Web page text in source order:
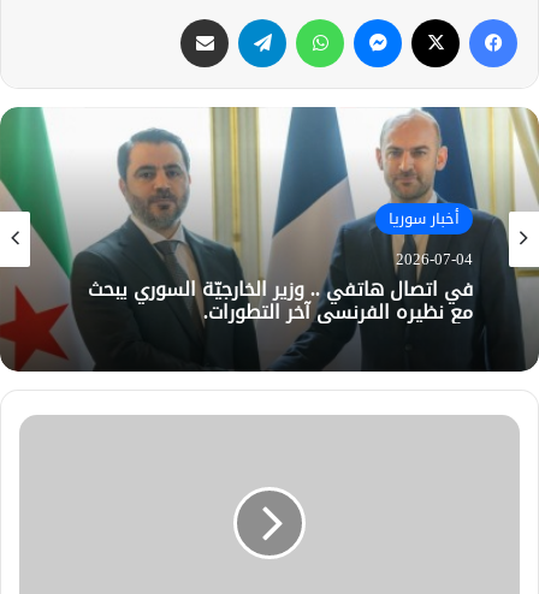
فيسبوك ماسنجر واتساب تيلقرام
أخبار سوريا
2026-07-04
في اتصال هاتفي .. وزير الخارجيّة السوري يبحث
مع نظيره الفرنسي آخر التطورات.